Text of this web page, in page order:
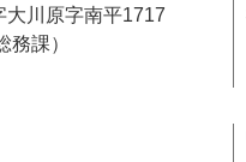
川原字南平1717
課）